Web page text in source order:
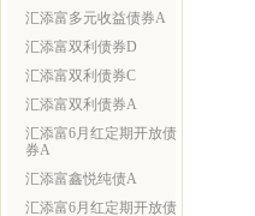
汇添富多元收益债券A
汇添富双利债券D
汇添富双利债券C
汇添富双利债券A
汇添富6月红定期开放债
券A
汇添富鑫悦纯债A
汇添富6月红定期开放债